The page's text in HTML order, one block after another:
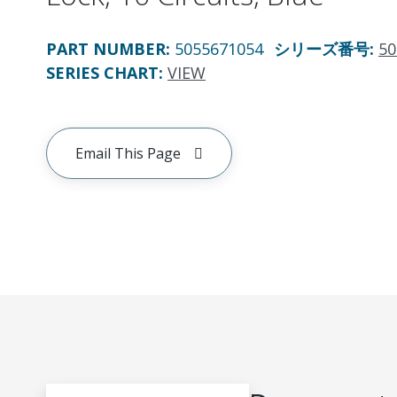
PART NUMBER: 5055671054 シリーズ番号:
SERIES CHART: VIEW
Email This Page